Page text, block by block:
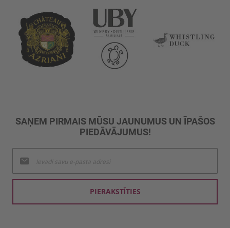
SAŅEM PIRMAIS MŪSU JAUNUMUS UN ĪPAŠOS
PIEDĀVĀJUMUS!
jaunumu
saņemšanai:
PIERAKSTĪTIES